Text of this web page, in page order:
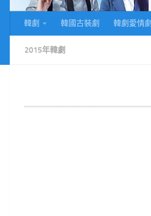
韓劇 韓國古裝劇 韓劇愛情劇
2015年韓劇